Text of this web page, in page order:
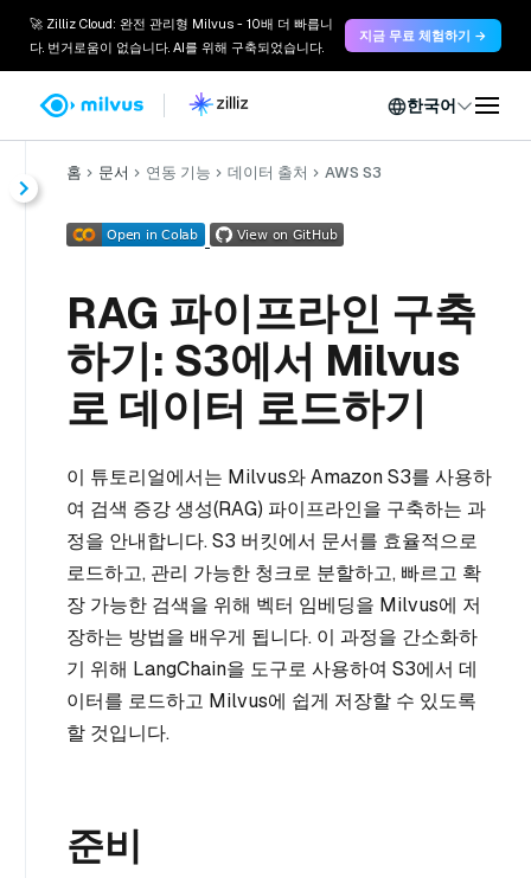
🚀 Zilliz Cloud: 완전 관리형 Milvus - 10배 더 빠릅니
다. 번거로움이 없습니다. AI를 위해 구축되었습니다.
지금 무료 체험하기 →
한국어
홈 문서 연동 기능 데이터 출처 AWS S3
RAG 파이프라인 구축
하기: S3에서 Milvus
로 데이터 로드하기
이 튜토리얼에서는 Milvus와 Amazon S3를 사용하
여 검색 증강 생성(RAG) 파이프라인을 구축하는 과
정을 안내합니다. S3 버킷에서 문서를 효율적으로
로드하고, 관리 가능한 청크로 분할하고, 빠르고 확
장 가능한 검색을 위해 벡터 임베딩을 Milvus에 저
장하는 방법을 배우게 됩니다. 이 과정을 간소화하
기 위해 LangChain을 도구로 사용하여 S3에서 데
이터를 로드하고 Milvus에 쉽게 저장할 수 있도록
할 것입니다.
준비